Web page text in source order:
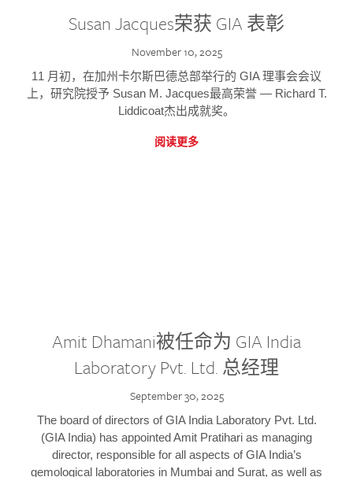
Susan Jacques荣获 GIA 表彰
November 10, 2025
11 月初，在加州卡尔斯巴德总部举行的 GIA 理事会会议
上，研究院授予 Susan M. Jacques最高荣誉 — Richard T.
Liddicoat杰出成就奖。
阅读更多
Amit Dhamani被任命为 GIA India
Laboratory Pvt. Ltd. 总经理
September 30, 2025
The board of directors of GIA India Laboratory Pvt. Ltd.
(GIA India) has appointed Amit Pratihari as managing
director, responsible for all aspects of GIA India’s
gemological laboratories in Mumbai and Surat, as well as